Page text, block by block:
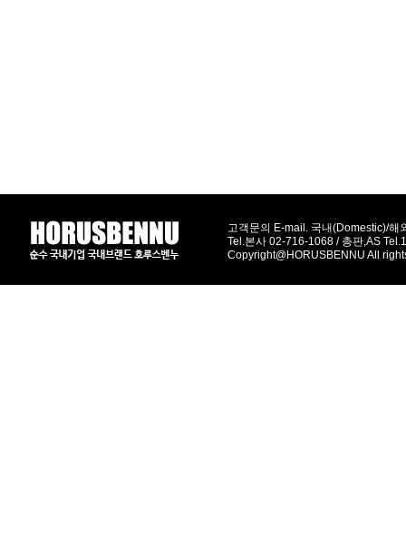
고객문의 E-mail. 국내(Domestic)/
Tel.본사 02-716-1068 / 총판,AS
Copyright@HORUSBENNU All